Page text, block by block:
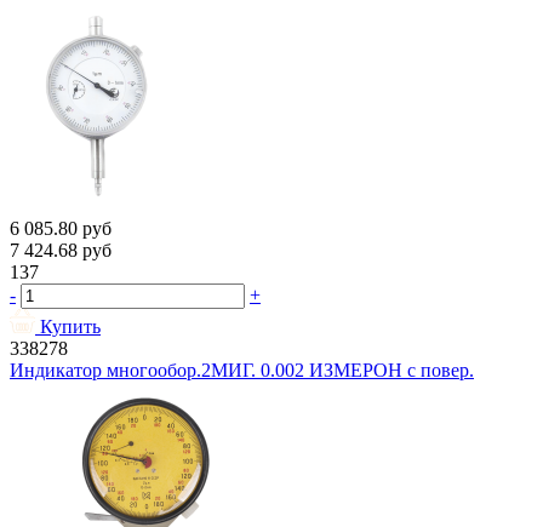
6 085.80 руб
7 424.68 руб
137
-
+
Купить
338278
Индикатор многообор.2МИГ. 0.002 ИЗМЕРОН с повер.